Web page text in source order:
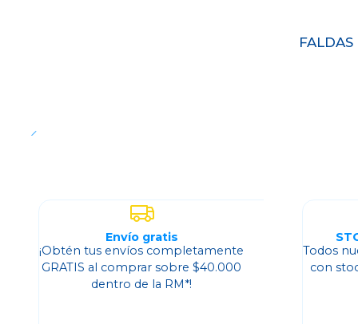
Envío gratis
¡Obtén tus envíos completamente
GRATIS al comprar sobre $40.000
dentro de la RM*!
Todos
con